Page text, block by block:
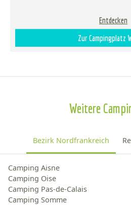
Entdecken
Zur Campingplatz
Weitere
Bezirk Nordfrankreich
Camping Aisne
Camping Oise
Camping Pas-de-Calais
Camping Somme